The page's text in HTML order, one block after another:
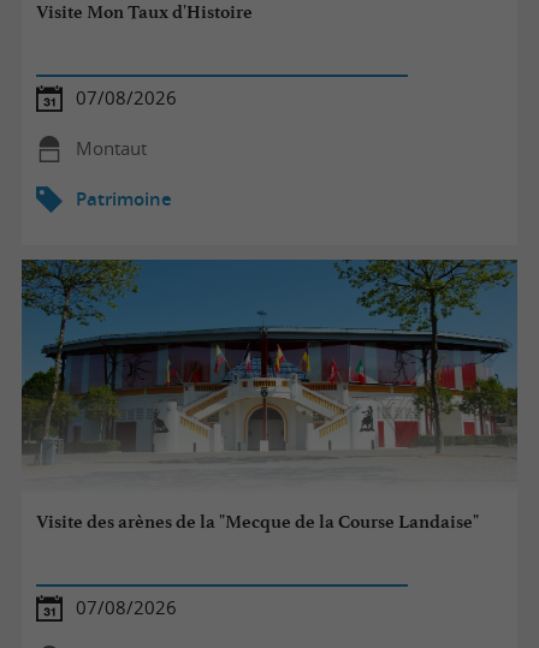
Visite Mon Taux d'Histoire
07/08/2026
Montaut
Patrimoine
Visite des arènes de la "Mecque de la Course Landaise"
07/08/2026